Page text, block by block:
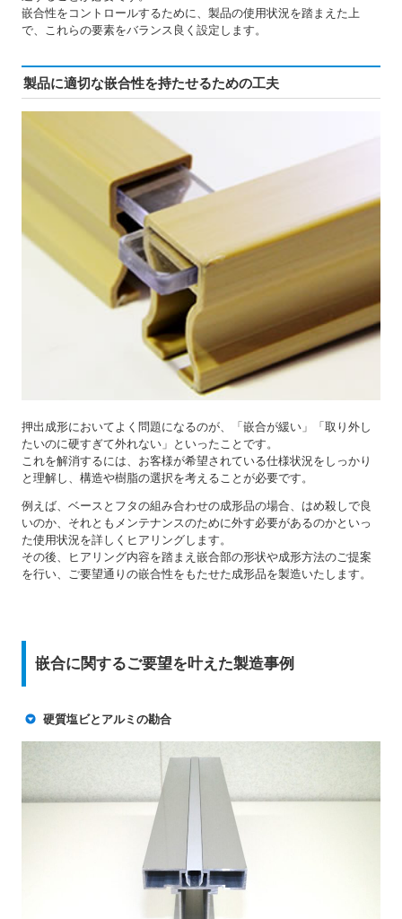
嵌合性をコントロールするために、製品の使用状況を踏まえた上
で、これらの要素をバランス良く設定します。
製品に適切な嵌合性を持たせるための工夫
押出成形においてよく問題になるのが、「嵌合が緩い」「取り外し
たいのに硬すぎて外れない」といったことです。
これを解消するには、お客様が希望されている仕様状況をしっかり
と理解し、構造や樹脂の選択を考えることが必要です。
例えば、ベースとフタの組み合わせの成形品の場合、はめ殺しで良
いのか、それともメンテナンスのために外す必要があるのかといっ
た使用状況を詳しくヒアリングします。
その後、ヒアリング内容を踏まえ嵌合部の形状や成形方法のご提案
を行い、ご要望通りの嵌合性をもたせた成形品を製造いたします。
嵌合に関するご要望を叶えた製造事例
硬質塩ビとアルミの勘合